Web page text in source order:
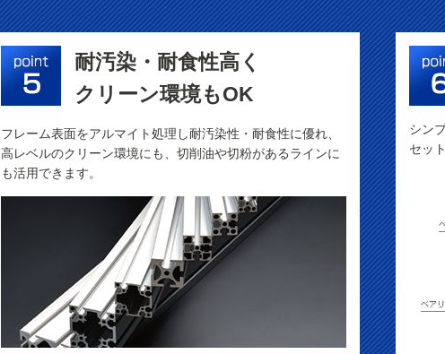
耐汚染・耐食性高く
クリーン環境もOK
フレーム表面をアルマイト処理し耐汚染性・耐食性に優れ、
高レベルのクリーン環境にも、切削油や切粉があるラインに
も活用できます。
シン
セッ